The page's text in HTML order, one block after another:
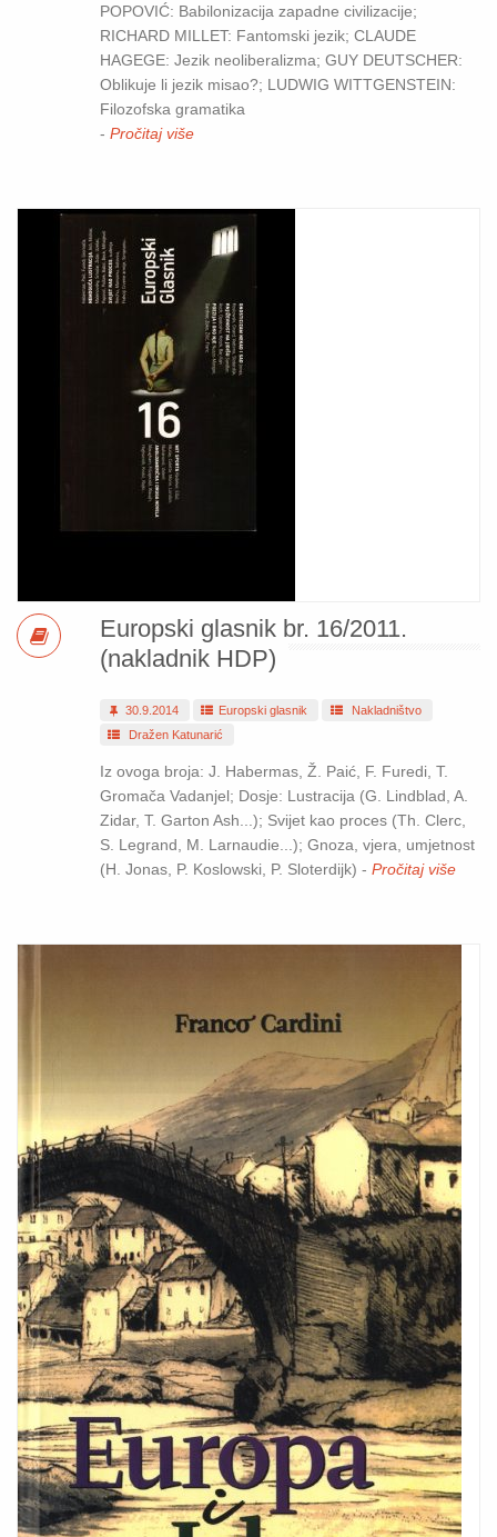
POPOVIĆ: Babilonizacija zapadne civilizacije;
RICHARD MILLET: Fantomski jezik; CLAUDE
HAGEGE: Jezik neoliberalizma; GUY DEUTSCHER:
Oblikuje li jezik misao?; LUDWIG WITTGENSTEIN:
Filozofska gramatika
- Pročitaj više
Europski glasnik br. 16/2011.
(nakladnik HDP)
30.9.2014 Europski glasnik
Nakladništvo
Dražen Katunarić
Iz ovoga broja: J. Habermas, Ž. Paić, F. Furedi, T.
Gromača Vadanjel; Dosje: Lustracija (G. Lindblad, A.
Zidar, T. Garton Ash...); Svijet kao proces (Th. Clerc,
S. Legrand, M. Larnaudie...); Gnoza, vjera, umjetnost
(H. Jonas, P. Koslowski, P. Sloterdijk) - Pročitaj više